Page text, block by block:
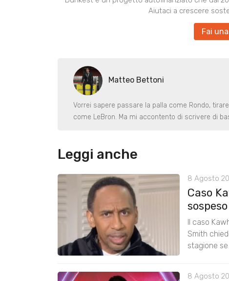
Aiutaci a crescere
Fai
Matteo Bettoni
Vorrei sapere passare la palla come Rondo,
come LeBron. Ma mi accontento di scrivere di
Leggi anche
8 Agosto
Caso
Il caso
Smith
stagione
8 Agosto